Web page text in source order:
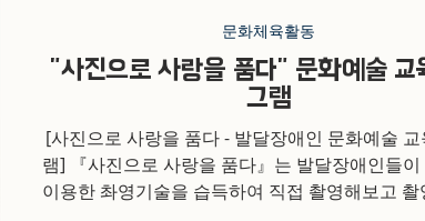
"사진으로 사랑을 품다" 문화예술 교
그램
[사진으로 사랑을 품다 - 발달장애인 문화예술
램] 『사진으로 사랑을 품다』는 발달장애인들
이용한 촤영기술을 습득하여 직접 촬영해보고 촬
문화체육활동